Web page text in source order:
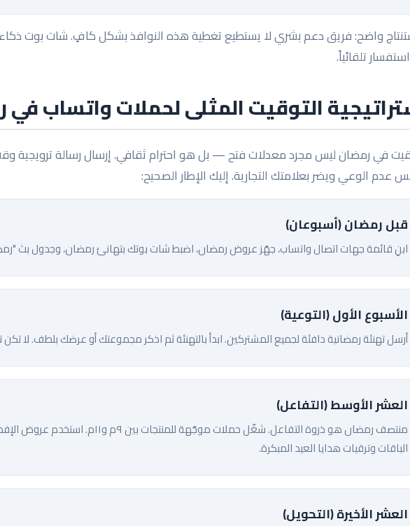
تلقائياً.
التوقيت المثلى لحملات واتساب
في رمضان ليس مجرد معدلات فتح — بل هو احترام ثقافي. إرسال رسالة ترويجية
عدم الوعي ويضر بعلامتك التجارية. إليك الإطار الصحيح:
قبل رمضان (أسبوعان)
ابنِ قائمة جهات اتصال واتساب، جهّز عروض رمضان، اضبط شات بوتك بتهانئ رمضان، وجدول بث
الأسبوع الأول (التوعية)
أرسل تهنئة رمضانية دافئة لجميع المشتركين. ابدأ بالتهنئة ثم اذكر مجموعتك أو عرضك بلطف. لا
العشر الأوسط (التفاعل)
منتصف رمضان هو ذروة التفاعل. شغّل حملات موجّهة
الباقات وترقيات هدايا العيد المبكرة.
العشر الأخيرة (التحويل)